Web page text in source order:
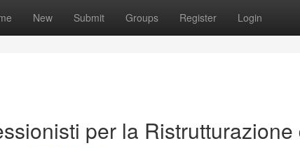
New Submit Groups Register Login
per la